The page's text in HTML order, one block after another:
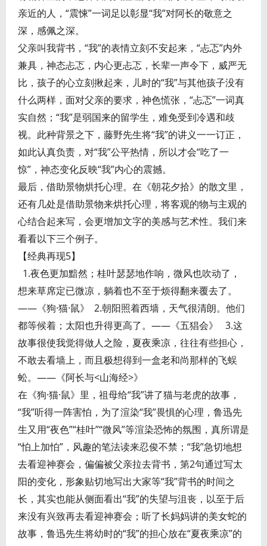
亲近的人，“震悚”一词足以彰显“我”对阿长的敬意之
深，感佩之深。
父亲叫我背书，“我”的表情立刻不安起来，“忐忑”内外
兼具，神态忐忑，内心更忐忑，长辈一声令下，威严无
比，孩子的心立刻揪起来，儿时的“我”与其他孩子没有
什么两样，面对父亲的要求，神色慌张，“忐忑”一词真
实自然；“我”是弱国来的留学生，难免受到冷遇和歧
视。此种背景之下，藤野先生将“我”的讲义一一订正，
如此认真负责，对“我”公平热情，所以才会“吃了一
惊”，神态变化反映“我”内心的震撼。
最后，借助景物烘托心理。在《朝花夕拾》的散文里，
还有几处是借助景物来烘托心理，将客观的物与主观的
心结合起来写，会更增加文字的美感与艺术性。我们来
看看以下三个例子。
【经典再现5】
1.夜色更加黯然；桂叶瑟瑟地作响，微风也吹动了，
想来草席定已微凉，躺着也不至于烦得翻来覆去了。
——《狗·猫·鼠》 2.朝阳照着西墙，天气很清朗。他们
都等候着；太阳也升得更高了。——《五猖会》 3.这
故事很使我觉得做人之险，夏夜乘凉，往往有些担心，
不敢去看墙上，而且极想得到一盒老和尚那样的飞蜈
蚣。——《阿长与<山海经>》
在《狗·猫·鼠》里，祖母给“我”讲了猫与老虎的故事，
“我”听得一阵害怕，为了渲染“我”畏惧的心理，鲁迅先
生又用“夜色”“桂叶”“微风”等渲染恐怖的氛围，真所谓是
“怕上加怕”，风趣的笔法读来忍俊不禁；“我”急切地想
去看迎神赛会，偏偏被父亲拉去背书，第2句通过写太
阳的变化，形象贴切地写出大家等“我”背书的时间之
长，其实也能从侧面看出“我”的失望与沮丧，以至于后
来没有兴致再去看迎神赛会；听了长妈妈讲的美女蛇的
故事，鲁迅先生将幼时的“我”的担心放在“夏夜乘凉”的